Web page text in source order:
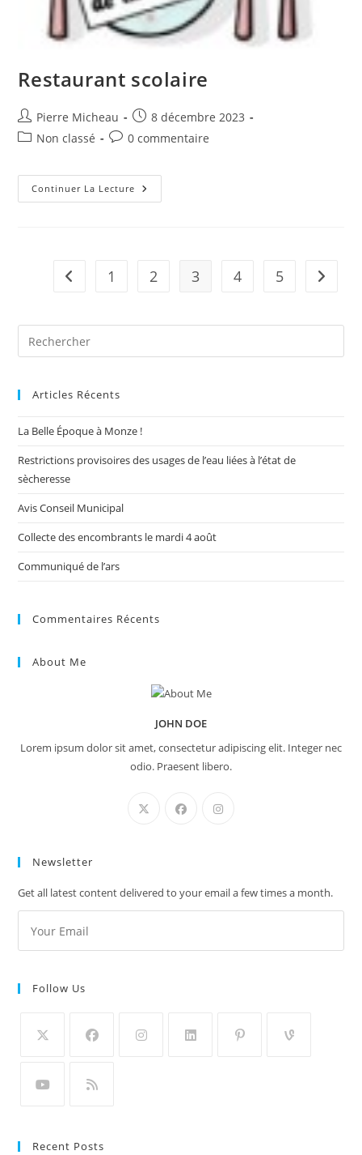
Restaurant scolaire
Auteur/autrice
de
Pierre Micheau
Publication
publiée :
8 décembre 2023
PostNon classé
Commentaires
la
publication :
0 commentaire
Continuer La Lecture Restaurant
Scolaire
Go to the previous page
1 2 3 4 5 Aller à
Articles Récents
La Belle Époque à Monze !
Restrictions provisoires des usages de l’eau liées à l’état de
sècheresse
Avis Conseil Municipal
Collecte des encombrants le mardi 4 août
Communiqué de l’ars
Commentaires Récents
About Me
JOHN DOE
Lorem ipsum dolor sit amet, consectetur adipiscing elit. Integer nec
odio. Praesent libero.
Newsletter
Get all latest content delivered to your email a few times a month.
Follow Us
Recent Posts